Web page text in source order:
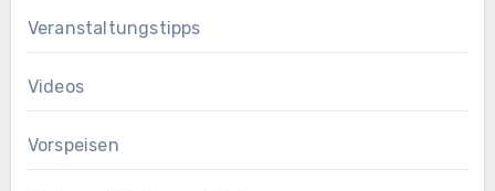
Veranstaltungstipps
Videos
Vorspeisen